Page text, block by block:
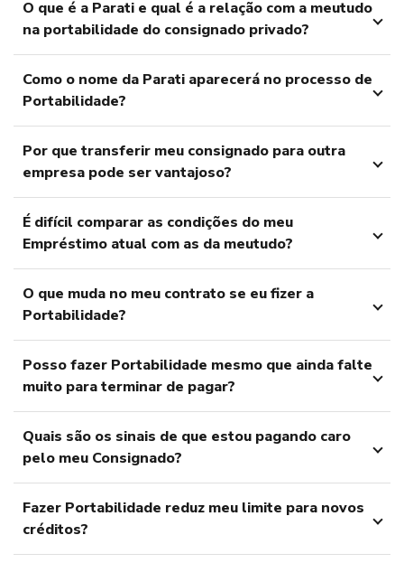
O que é a Parati e qual é a relação com a meutudo
na portabilidade do consignado privado?
Como o nome da Parati aparecerá no processo de
Portabilidade?
Por que transferir meu consignado para outra
empresa pode ser vantajoso?
É difícil comparar as condições do meu
Empréstimo atual com as da meutudo?
O que muda no meu contrato se eu fizer a
Portabilidade?
Posso fazer Portabilidade mesmo que ainda falte
muito para terminar de pagar?
Quais são os sinais de que estou pagando caro
pelo meu Consignado?
Fazer Portabilidade reduz meu limite para novos
créditos?